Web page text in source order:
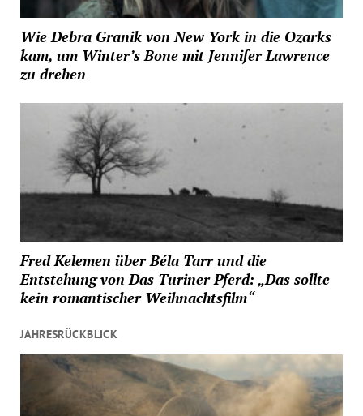
Wie Debra Granik von New York in die Ozarks
kam, um Winter’s Bone mit Jennifer Lawrence
zu drehen
Fred Kelemen über Béla Tarr und die
Entstehung von Das Turiner Pferd: „Das sollte
kein romantischer Weihnachtsfilm“
JAHRESRÜCKBLICK